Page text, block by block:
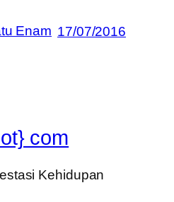
Enam 17/07/2016
com
Kehidupan